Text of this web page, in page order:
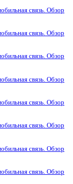
связь. Обзор
связь. Обзор
связь. Обзор
связь. Обзор
связь. Обзор
связь. Обзор
связь. Обзор
связь. Обзор